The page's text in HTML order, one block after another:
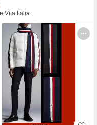
Vita Italia